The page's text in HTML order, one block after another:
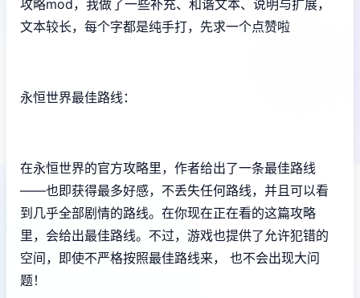
攻略mod，我做了一些补充、和谐文本、说明与扩展，
文本较长，每个字都是纯手打，先求一个点赞啦
永恒世界最佳路线：
在永恒世界的官方攻略里，作者给出了一条最佳路线
——也即获得最多好感，不丢失任何路线，并且可以看
到几乎全部剧情的路线。在你现在正在看的这篇攻略
里，会给出最佳路线。不过，游戏也提供了允许犯错的
空间，即使不严格按照最佳路线来， 也不会出现大问
题！